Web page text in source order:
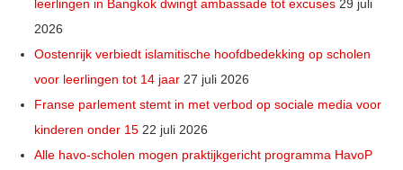
leerlingen in Bangkok dwingt ambassade tot excuses 29 juli
2026
Oostenrijk verbiedt islamitische hoofdbedekking op scholen
voor leerlingen tot 14 jaar 27 juli 2026
Franse parlement stemt in met verbod op sociale media voor
kinderen onder 15 22 juli 2026
Alle havo-scholen mogen praktijkgericht programma HavoP